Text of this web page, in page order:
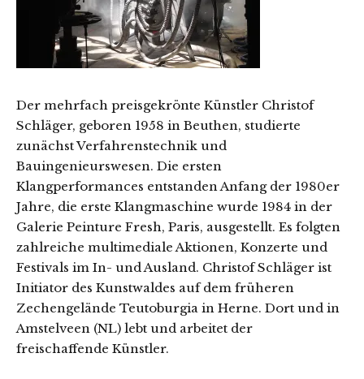
Der mehrfach preisgekrönte Künstler Christof
Schläger, geboren 1958 in Beuthen, studierte
zunächst Verfahrenstechnik und
Bauingenieurswesen. Die ersten
Klangperformances entstanden Anfang der 1980er
Jahre, die erste Klangmaschine wurde 1984 in der
Galerie Peinture Fresh, Paris, ausgestellt. Es folgten
zahlreiche multimediale Aktionen, Konzerte und
Festivals im In- und Ausland. Christof Schläger ist
Initiator des Kunstwaldes auf dem früheren
Zechengelände Teutoburgia in Herne. Dort und in
Amstelveen (NL) lebt und arbeitet der
freischaffende Künstler.